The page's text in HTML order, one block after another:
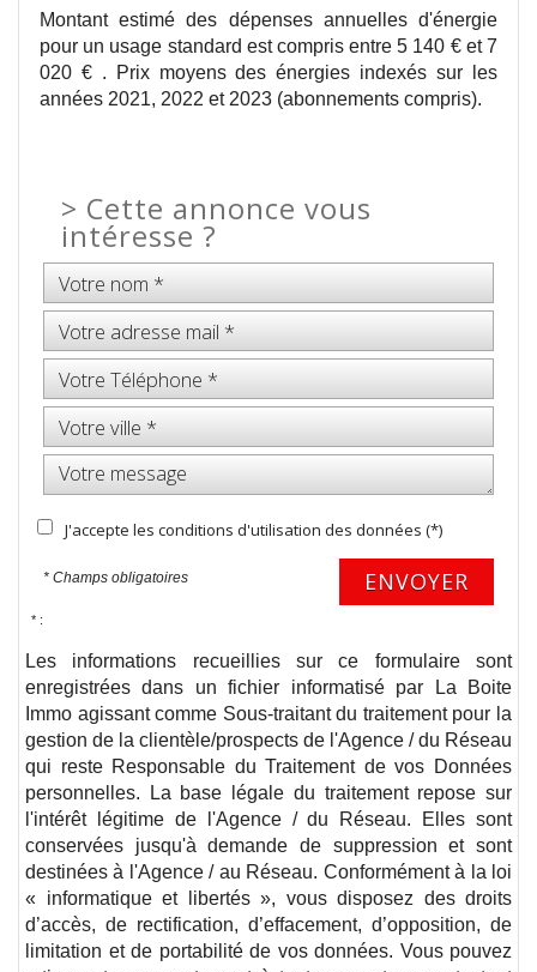
Montant estimé des dépenses annuelles d'énergie
pour un usage standard est compris entre 5 140 € et 7
020 € . Prix moyens des énergies indexés sur les
années 2021, 2022 et 2023 (abonnements compris).
> Cette annonce vous
intéresse ?
J'accepte les conditions d'utilisation des données (*)
* Champs obligatoires ENVOYER
* :
Les informations recueillies sur ce formulaire sont
enregistrées dans un fichier informatisé par La Boite
Immo agissant comme Sous-traitant du traitement pour la
gestion de la clientèle/prospects de l'Agence / du Réseau
qui reste Responsable du Traitement de vos Données
personnelles. La base légale du traitement repose sur
l'intérêt légitime de l'Agence / du Réseau. Elles sont
conservées jusqu'à demande de suppression et sont
destinées à l'Agence / au Réseau. Conformément à la loi
« informatique et libertés », vous disposez des droits
d’accès, de rectification, d’effacement, d’opposition, de
limitation et de portabilité de vos données. Vous pouvez